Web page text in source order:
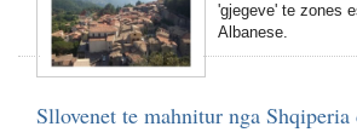
'gjegeve' te zones
Albanese.
Sllovenet te mahnitur nga Shqiperia